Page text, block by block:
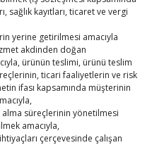
sağlık kayıtları, ticaret ve vergi
yerine getirilmesi amacıyla
akdinden doğan
ürünün teslimi, ürünü teslim
ticari faaliyetlerin ve risk
ifası kapsamında müşterinin
alma süreçlerinin yönetilmesi
amacıyla,
çerçevesinde çalışan
C C
P
1
7 8
14 15
16
21 22
23
28 29
30